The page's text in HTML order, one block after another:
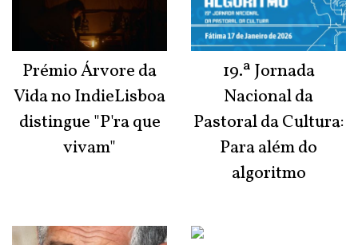
Prémio Árvore da
Vida no IndieLisboa
distingue "P'ra que
vivam"
19.ª Jornada
Nacional da
Pastoral da Cultura:
Para além do
algoritmo